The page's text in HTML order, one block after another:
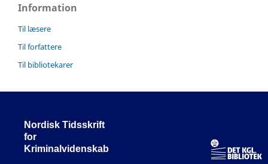
Information
Til læsere
Til forfattere
Til bibliotekarer
Nordisk Tidsskrift
for
Kriminalvidenskab